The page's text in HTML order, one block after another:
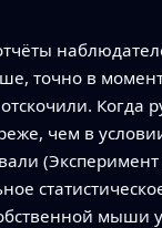
точно в
Когда
чем в
(Эксперимент
мыши